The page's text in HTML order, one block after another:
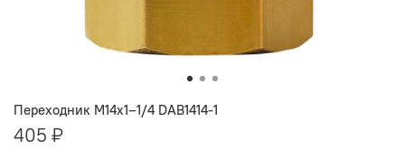
Переходник M14х1–1/4 DAB1414-1
405 ₽